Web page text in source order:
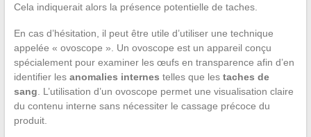
Cela indiquerait alors la présence potentielle de taches.
En cas d’hésitation, il peut être utile d’utiliser une technique
appelée « ovoscope ». Un ovoscope est un appareil conçu
spécialement pour examiner les œufs en transparence afin d’en
identifier les anomalies internes telles que les taches de
sang . L’utilisation d’un ovoscope permet une visualisation claire
du contenu interne sans nécessiter le cassage précoce du
produit.